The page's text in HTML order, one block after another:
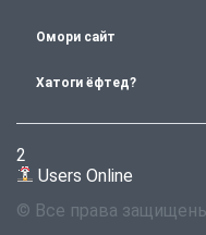
Омори сайт
Хатоги ёфтед?
2
Users Online
© Все права